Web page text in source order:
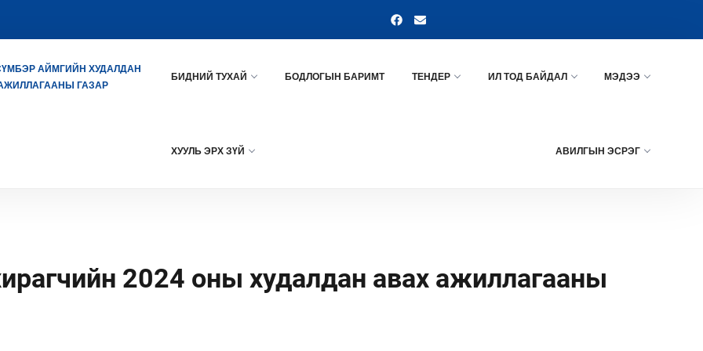
АЙМГИЙН ХУДАЛДАН
ГАЗАР
БИДНИЙ ТУХАЙ БОДЛОГЫН БАРИМТ ТЕНДЕР ИЛ ТОД БАЙДАЛ МЭДЭЭ
ХУУЛЬ ЭРХ ЗҮЙ АВИЛГЫН ЭСРЭГ
2024 оны худалдан авах ажиллагааны